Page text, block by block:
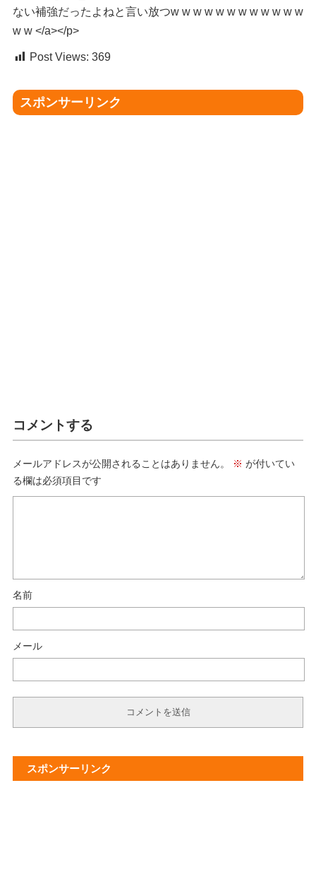
ない補強だったよねと言い放つw w w w w w w w w w w w
w w </a></p>
Post Views: 369
スポンサーリンク
コメントする
メールアドレスが公開されることはありません。 ※ が付いてい
る欄は必須項目です
名前
メール
スポンサーリンク